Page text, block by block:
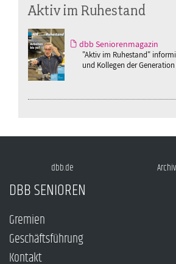
Aktiv im Ruhestand
dbb Seniorenmagazin
"Aktiv im Ruhestand"
und Kollegen der
dbb.de
DBB SENIOREN
Gremien
Geschäftsführung
Kontakt